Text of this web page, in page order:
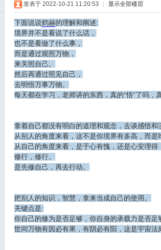
发表于 2022-10-21 11:20:53 显示全部楼层
下面说说鹤赫的理解和阐述:
境界并不是看说了什么话，
也不是看做了什么事，
而是通过观照万物，
来关照自己。
然后再通过照见自己，
去明悟万事万物。
每天都在学习，老师讲的东西，真的“悟”了吗，
拿着自己都没有明白的道理和观念，去谈感悟和
从别人的角度来看，这不是你境界有多高，而是
从自己的角度来看，是于心有愧，还是心安理得
修行，修行。
是先修自己，再去行动。
把别人的知识，智慧，拿来当成自己的使用。
关键点是:
你自己的修为是否足够，你自身的承载力是否足
世间万物有因必有果，有阴必有阳，这是宇宙法